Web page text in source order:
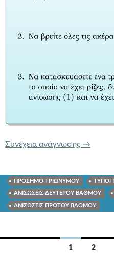
Συνέχεια ανάγνωσης →
ΠΡΟΣΗΜΟ ΤΡΙΩΝΥΜΟΥ ΤΥΠΟΙ
ΑΝΙΣΩΣΕΙΣ ΔΕΥΤΕΡΟΥ ΒΑΘΜΟΥ
ΑΝΙΣΩΣΕΙΣ ΠΡΩΤΟΥ ΒΑΘΜΟΥ
1 2